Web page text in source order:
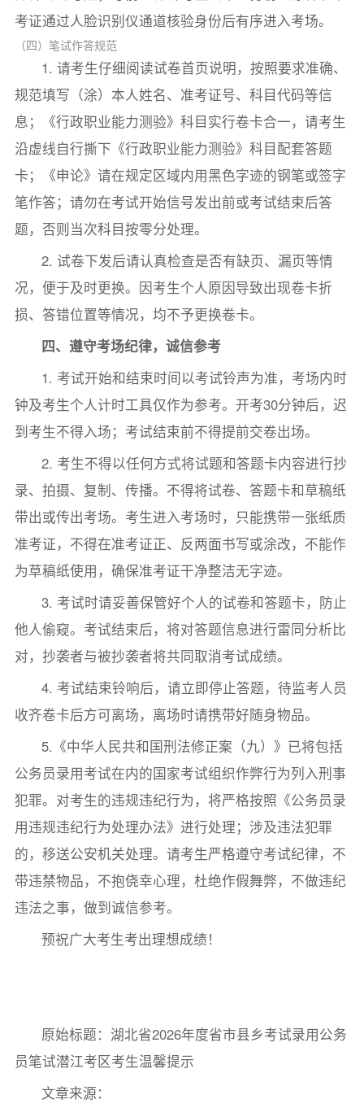
考证通过人脸识别仪通道核验身份后有序进入考场。
（四）笔试作答规范
1. 请考生仔细阅读试卷首页说明，按照要求准确、
规范填写（涂）本人姓名、准考证号、科目代码等信
息；《行政职业能力测验》科目实行卷卡合一，请考生
沿虚线自行撕下《行政职业能力测验》科目配套答题
卡；《申论》请在规定区域内用黑色字迹的钢笔或签字
笔作答；请勿在考试开始信号发出前或考试结束后答
题，否则当次科目按零分处理。
2. 试卷下发后请认真检查是否有缺页、漏页等情
况，便于及时更换。因考生个人原因导致出现卷卡折
损、答错位置等情况，均不予更换卷卡。
四、遵守考场纪律，诚信参考
1. 考试开始和结束时间以考试铃声为准，考场内时
钟及考生个人计时工具仅作为参考。开考30分钟后，迟
到考生不得入场；考试结束前不得提前交卷出场。
2. 考生不得以任何方式将试题和答题卡内容进行抄
录、拍摄、复制、传播。不得将试卷、答题卡和草稿纸
带出或传出考场。考生进入考场时，只能携带一张纸质
准考证，不得在准考证正、反两面书写或涂改，不能作
为草稿纸使用，确保准考证干净整洁无字迹。
3. 考试时请妥善保管好个人的试卷和答题卡，防止
他人偷窥。考试结束后，将对答题信息进行雷同分析比
对，抄袭者与被抄袭者将共同取消考试成绩。
4. 考试结束铃响后，请立即停止答题，待监考人员
收齐卷卡后方可离场，离场时请携带好随身物品。
5.《中华人民共和国刑法修正案（九）》已将包括
公务员录用考试在内的国家考试组织作弊行为列入刑事
犯罪。对考生的违规违纪行为，将严格按照《公务员录
用违规违纪行为处理办法》进行处理；涉及违法犯罪
的，移送公安机关处理。请考生严格遵守考试纪律，不
带违禁物品，不抱侥幸心理，杜绝作假舞弊，不做违纪
违法之事，做到诚信参考。
预祝广大考生考出理想成绩！
原始标题：湖北省2026年度省市县乡考试录用公务
员笔试潜江考区考生温馨提示
文章来源：